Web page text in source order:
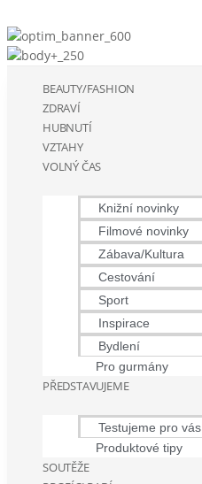
BEAUTY/FASHION
ZDRAVÍ
HUBNUTÍ
VZTAHY
VOLNÝ ČAS
Knižní novinky
Filmové novinky
Zábava/Kultura
Cestování
Sport
Inspirace
Bydlení
Pro gurmány
PŘEDSTAVUJEME
Testujeme pro vás
Produktové tipy
SOUTĚŽE